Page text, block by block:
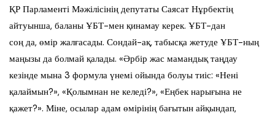
ҚР Парламенті Мәжілісінің депутаты Саясат Нұрбектің
айтуынша, баланы ҰБТ-мен қинамау керек. ҰБТ-дан
соң да, өмір жалғасады. Сондай-ақ, табысқа жетуде ҰБТ-ның
маңызы да болмай қалады. «Әрбір жас мамандық таңдау
кезінде мына 3 формула үнемі ойында болуы тиіс: «Нені
қалаймын?», «Қолымнан не келеді?», «Еңбек нарығына не
қажет?». Міне, осылар адам өмірінің бағытын айқындап,